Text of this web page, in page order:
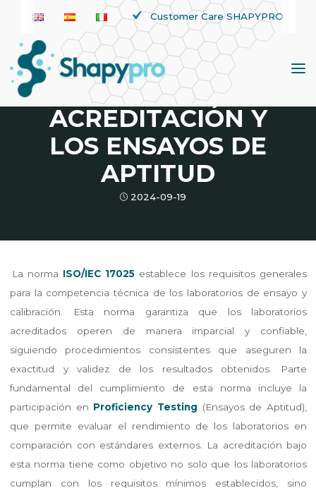
contenido
Customer Care SHAPYPRO
Noticias
LA IMPORTANCIA
DE LA
ACREDITACIÓN Y
LOS ENSAYOS DE
APTITUD
2024-09-19
La norma ISO/IEC 17025establece los requisitos generales
para la competencia técnica de los laboratorios de ensayo y
calibración. Esta norma garantiza que los laboratorios
acreditados operen de manera imparcial y confiable,
siguiendo procedimientos consistentes que aseguren la
exactitud y validez de los resultados obtenidos. Parte
fundamental del cumplimiento de esta norma incluye la
participación en Proficiency Testing (Ensayos de Aptitud),
que permite evaluar el rendimiento de los laboratorios en
comparación con estándares externos. La acreditación bajo
esta norma tiene como objetivo no solo que los laboratorios
cumplan con los requisitos mínimos establecidos, sino